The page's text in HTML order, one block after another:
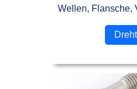
Wellen, Flansche,